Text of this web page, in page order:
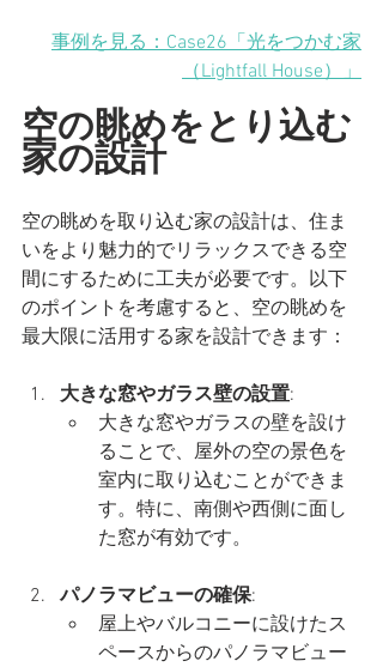
事例を見る：Case26「光をつかむ家
（Lightfall House）」
空の眺めをとり込む
家の設計
空の眺めを取り込む家の設計は、住ま
いをより魅力的でリラックスできる空
間にするために工夫が必要です。以下
のポイントを考慮すると、空の眺めを
最大限に活用する家を設計できます：
大きな窓やガラス壁の設置:
大きな窓やガラスの壁を設け
ることで、屋外の空の景色を
室内に取り込むことができま
す。特に、南側や西側に面し
た窓が有効です。
パノラマビューの確保:
屋上やバルコニーに設けたス
ペースからのパノラマビュー